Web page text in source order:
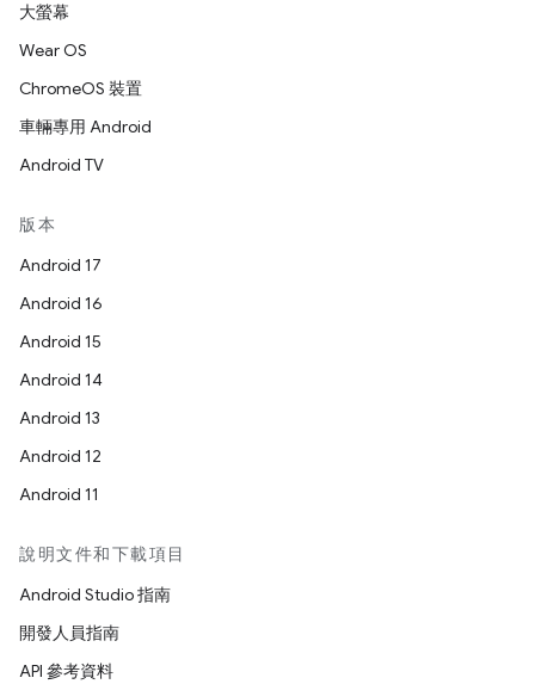
大螢幕
Wear OS
ChromeOS 裝置
車輛專用 Android
Android TV
版本
Android 17
Android 16
Android 15
Android 14
Android 13
Android 12
Android 11
說明文件和下載項目
Android Studio 指南
開發人員指南
API 參考資料